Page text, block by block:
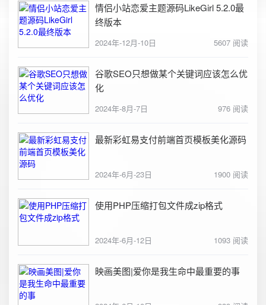
情侣小站恋爱主题源码LikeGirl 5.2.0最
终版本
2024年-12月-10日 5607 阅读
谷歌SEO只想做某个关键词应该怎么优
化
2024年-8月-7日 976 阅读
最新彩虹易支付前端首页模板美化源码
2024年-6月-23日 1900 阅读
使用PHP压缩打包文件成zip格式
2024年-6月-12日 1093 阅读
映画美图|爱你是我生命中最重要的事